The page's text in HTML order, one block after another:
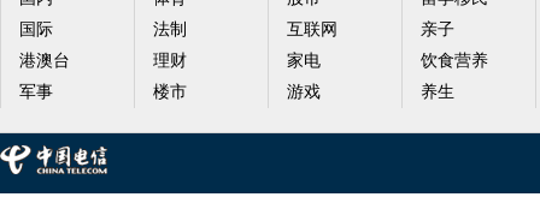
国际
港澳台
军事
法制
理财
楼市
互联网
家电
游戏
亲子
饮食营养
养生